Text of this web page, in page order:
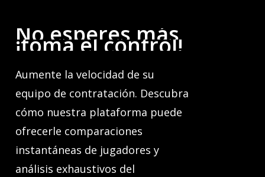
Noesperesmás,
¡toma el control!
Aumente la velocidad de su
equipo de contratación. Descubra
cómo nuestra plataforma puede
ofrecerle comparaciones
instantáneas de jugadores y
análisis exhaustivos del